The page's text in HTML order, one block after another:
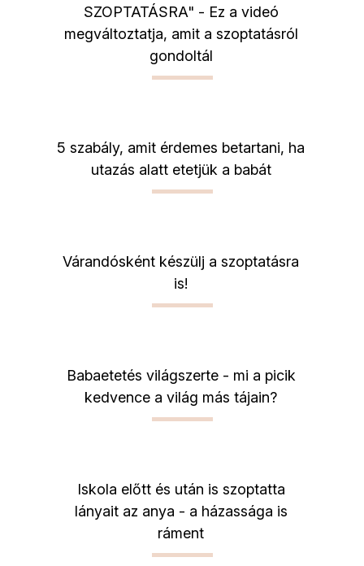
SZOPTATÁSRA" - Ez a videó
megváltoztatja, amit a szoptatásról
gondoltál
5 szabály, amit érdemes betartani, ha
utazás alatt etetjük a babát
Várandósként készülj a szoptatásra
is!
Babaetetés világszerte - mi a picik
kedvence a világ más tájain?
Iskola előtt és után is szoptatta
lányait az anya - a házassága is
ráment